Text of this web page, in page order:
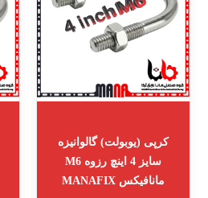
کرپی (یوبولت) گالوانیزه
سایز 4 اینچ رزوه M6
مانافیکس MANAFIX